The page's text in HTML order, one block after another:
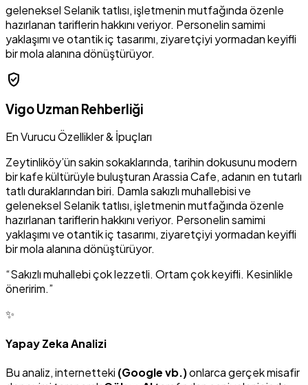
geleneksel Selanik tatlısı, işletmenin mutfağında özenle
hazırlanan tariflerin hakkını veriyor. Personelin samimi
yaklaşımı ve otantik iç tasarımı, ziyaretçiyi yormadan keyifli
bir mola alanına dönüştürüyor.
verified_user
Vigo Uzman Rehberliği
En Vurucu Özellikler & İpuçları
Zeytinliköy’ün sakin sokaklarında, tarihin dokusunu modern
bir kafe kültürüyle buluşturan Arassia Cafe, adanın en tutarlı
tatlı duraklarından biri. Damla sakızlı muhallebisi ve
geleneksel Selanik tatlısı, işletmenin mutfağında özenle
hazırlanan tariflerin hakkını veriyor. Personelin samimi
yaklaşımı ve otantik iç tasarımı, ziyaretçiyi yormadan keyifli
bir mola alanına dönüştürüyor.
“Sakızlı muhallebi çok lezzetli. Ortam çok keyifli. Kesinlikle
öneririm.”
✨
Yapay Zeka Analizi
Bu analiz, internetteki (Google vb.)onlarca gerçek misafir